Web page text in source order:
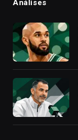
Análises